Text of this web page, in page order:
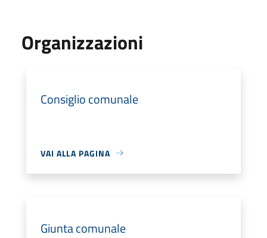
Organizzazioni
Consiglio comunale
VAI ALLA PAGINA
Giunta comunale